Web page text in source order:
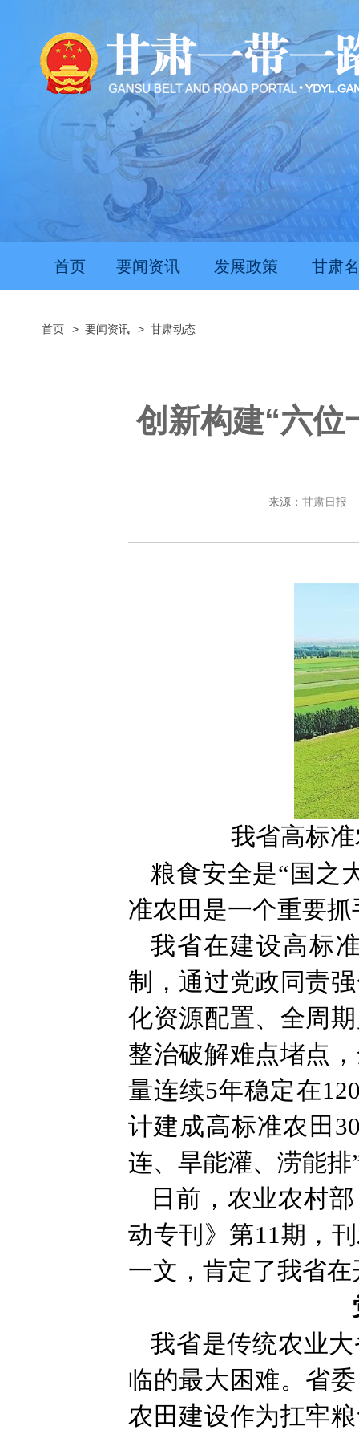
首页 要闻资讯 发展政策 甘肃
首页 > 要闻资讯 > 甘肃动态
创新构建“六
来源： 甘肃日报
我省高标
粮食安全是“国之
准农田是一个重要抓
我省在建设高标
制，通过党政同责
化资源配置、全周
整治破解难点堵点
量连续5年稳定在
计建成高标准农田
连、旱能灌、涝能排
日前，农业农村
动专刊》第11期，
一文，肯定了我省
我省是传统农业
临的最大困难。省
农田建设作为扛牢